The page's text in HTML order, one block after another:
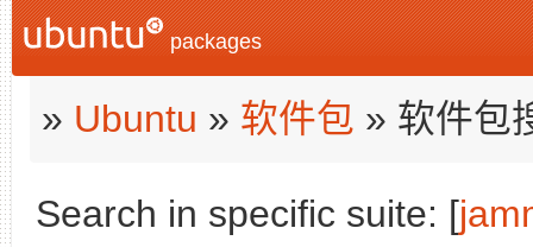
packages
» Ubuntu » 软件包 » 软件包
Search in specific suite: [